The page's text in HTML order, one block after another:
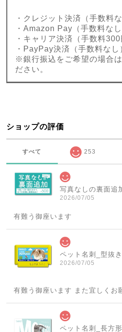
・クレジット決済（手数料な
・Amazon Pay（手数料なし
・キャリア決済（手数料300
・PayPay決済（手数料なし
※銀行振込をご希望の場合
ださい。
ショップの評価
すべて 253
2026/07/05
有難う御座います
2026/07/05
有難う御座います また宜しくお